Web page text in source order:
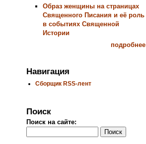
Образ женщины на страницах
Священного Писания и её роль
в событиях Священной
Истории
подробнее
Навигация
Сборщик RSS-лент
Поиск
Поиск на сайте: